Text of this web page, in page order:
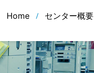
Home センター概要